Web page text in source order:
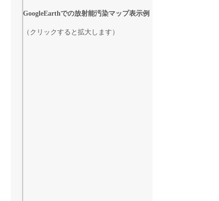
GoogleEarthでの放射能汚染マップ表示例
（クリックすると拡大します）